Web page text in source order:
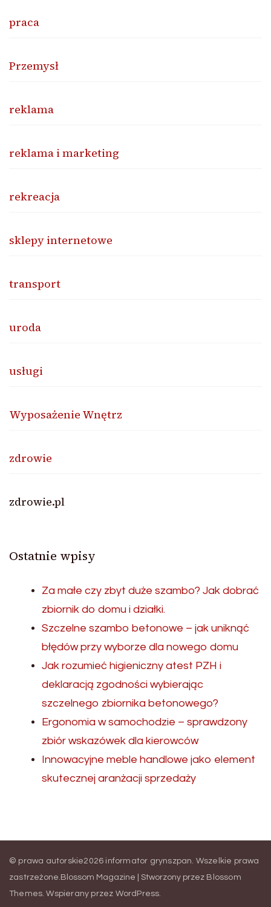
praca
Przemysł
reklama
reklama i marketing
rekreacja
sklepy internetowe
transport
uroda
usługi
Wyposażenie Wnętrz
zdrowie
zdrowie.pl
Ostatnie wpisy
Za małe czy zbyt duże szambo? Jak dobrać
zbiornik do domu i działki.
Szczelne szambo betonowe – jak uniknąć
błędów przy wyborze dla nowego domu
Jak rozumieć higieniczny atest PZH i
deklaracją zgodności wybierając
szczelnego zbiornika betonowego?
Ergonomia w samochodzie – sprawdzony
zbiór wskazówek dla kierowców
Innowacyjne meble handlowe jako element
skutecznej aranżacji sprzedaży
© prawa autorskie2026 informator grynszpan. Wszelkie prawa
zastrzeżone. Blossom Magazine | Stworzony przez Blossom
Themes. Wspierany przez WordPress.